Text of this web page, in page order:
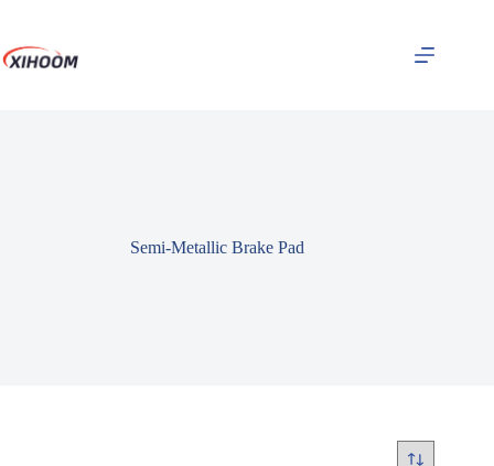
o
conteúdo
Semi-Metallic Brake Pad